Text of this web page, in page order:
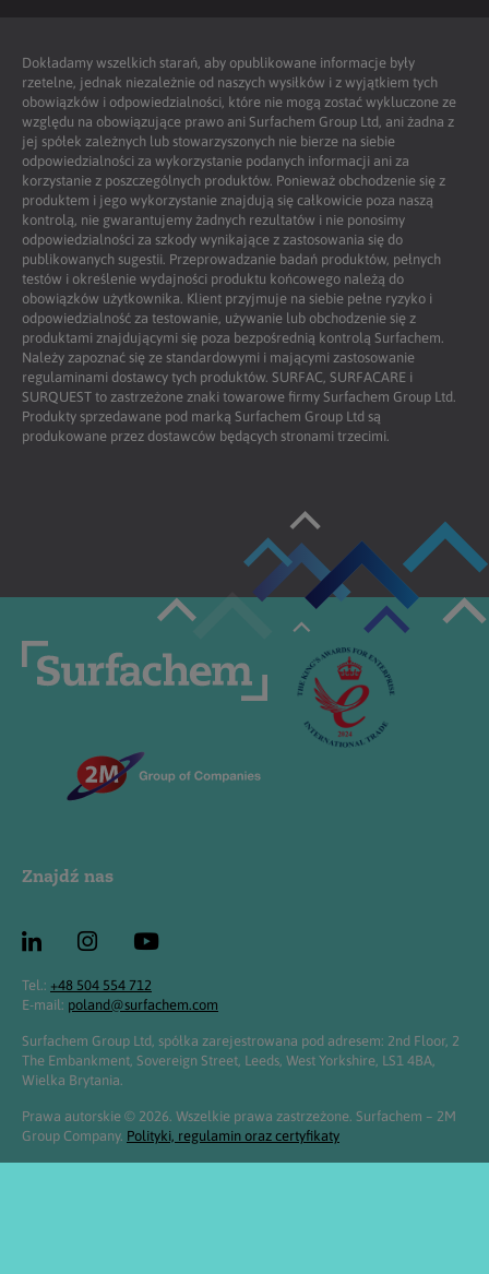
Dokładamy wszelkich starań, aby opublikowane informacje były
rzetelne, jednak niezależnie od naszych wysiłków i z wyjątkiem tych
obowiązków i odpowiedzialności, które nie mogą zostać wykluczone ze
względu na obowiązujące prawo ani Surfachem Group Ltd, ani żadna z
jej spółek zależnych lub stowarzyszonych nie bierze na siebie
odpowiedzialności za wykorzystanie podanych informacji ani za
korzystanie z poszczególnych produktów. Ponieważ obchodzenie się z
produktem i jego wykorzystanie znajdują się całkowicie poza naszą
kontrolą, nie gwarantujemy żadnych rezultatów i nie ponosimy
odpowiedzialności za szkody wynikające z zastosowania się do
publikowanych sugestii. Przeprowadzanie badań produktów, pełnych
testów i określenie wydajności produktu końcowego należą do
obowiązków użytkownika. Klient przyjmuje na siebie pełne ryzyko i
odpowiedzialność za testowanie, używanie lub obchodzenie się z
produktami znajdującymi się poza bezpośrednią kontrolą Surfachem.
Należy zapoznać się ze standardowymi i mającymi zastosowanie
regulaminami dostawcy tych produktów. SURFAC, SURFACARE i
SURQUEST to zastrzeżone znaki towarowe firmy Surfachem Group Ltd.
Produkty sprzedawane pod marką Surfachem Group Ltd są
produkowane przez dostawców będących stronami trzecimi.
Znajdź nas
Tel.: +48 504 554 712
E-mail: poland@surfachem.com
Surfachem Group Ltd, spółka zarejestrowana pod adresem: 2nd Floor, 2
The Embankment, Sovereign Street, Leeds, West Yorkshire, LS1 4BA,
Wielka Brytania.
Prawa autorskie © 2026. Wszelkie prawa zastrzeżone. Surfachem – 2M
Group Company. Polityki, regulamin oraz certyfikaty